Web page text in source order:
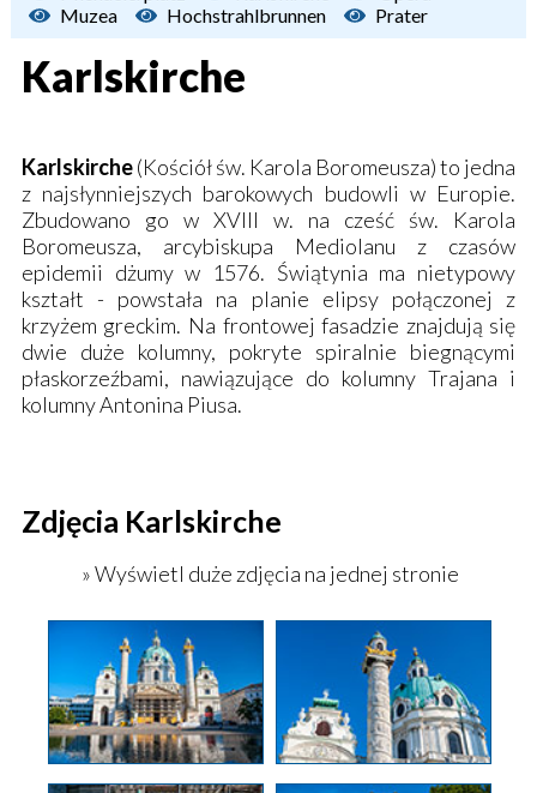
Muzea
Hochstrahlbrunnen Prater
Karlskirche
Karlskirche(Kościół św. Karola Boromeusza) to jedna
z najsłynniejszych barokowych budowli w Europie.
Zbudowano go w XVIII w. na cześć św. Karola
Boromeusza, arcybiskupa Mediolanu z czasów
epidemii dżumy w 1576. Świątynia ma nietypowy
kształt - powstała na planie elipsy połączonej z
krzyżem greckim. Na frontowej fasadzie znajdują się
dwie duże kolumny, pokryte spiralnie biegnącymi
płaskorzeźbami, nawiązujące do kolumny Trajana i
kolumny Antonina Piusa.
Zdjęcia Karlskirche
» Wyświetl duże zdjęcia na jednej stronie